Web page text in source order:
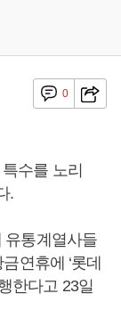
0
수를 노리
.
유통계열사들
연휴에 ‘롯데
한다고 23일